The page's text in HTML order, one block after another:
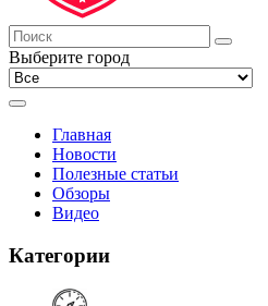
Выберите город
Главная
Новости
Полезные статьи
Обзоры
Видео
Категории